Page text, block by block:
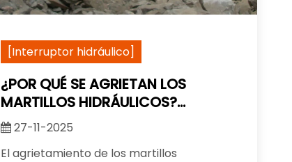
[Interruptor hidráulico]
¿POR QUÉ SE AGRIETAN LOS
MARTILLOS HIDRÁULICOS?
CAUSAS Y SOLUCIONES
27-11-2025
El agrietamiento de los martillos